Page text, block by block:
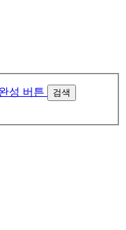
검색